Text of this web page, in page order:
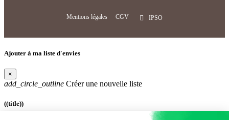
Mentions légales CGV IPSO
Ajouter à ma liste d'envies
×
add_circle_outline Créer une nouvelle liste
((title))